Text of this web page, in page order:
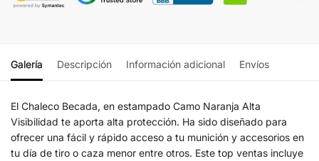
Galería Descripción Información adicional Envíos
El Chaleco Becada, en estampado Camo Naranja Alta
Visibilidad te aporta alta protección. Ha sido diseñado para
ofrecer una fácil y rápido acceso a tu munición y accesorios en
tu día de tiro o caza menor entre otros. Este top ventas incluye